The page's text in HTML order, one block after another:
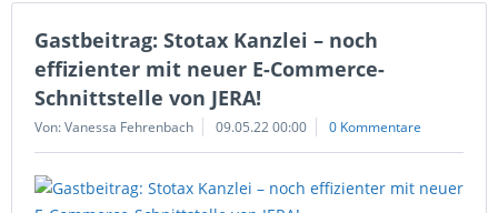
Gastbeitrag: Stotax Kanzlei – noch
effizienter mit neuer E-Commerce-
Schnittstelle von JERA!
Von: Vanessa Fehrenbach 09.05.22 00:00 0 Kommentare